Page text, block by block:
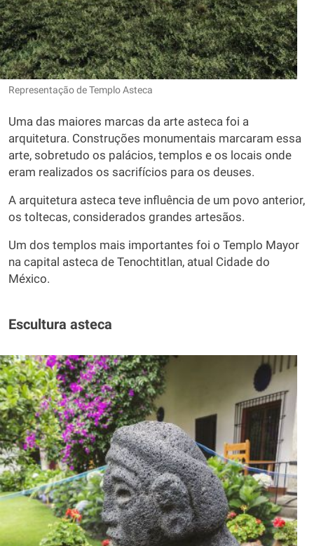
Representação de Templo Asteca
Uma das maiores marcas da arte asteca foi a
arquitetura. Construções monumentais marcaram essa
arte, sobretudo os palácios, templos e os locais onde
eram realizados os sacrifícios para os deuses.
A arquitetura asteca teve influência de um povo anterior,
os toltecas, considerados grandes artesãos.
Um dos templos mais importantes foi o Templo Mayor
na capital asteca de Tenochtitlan, atual Cidade do
México.
Escultura asteca